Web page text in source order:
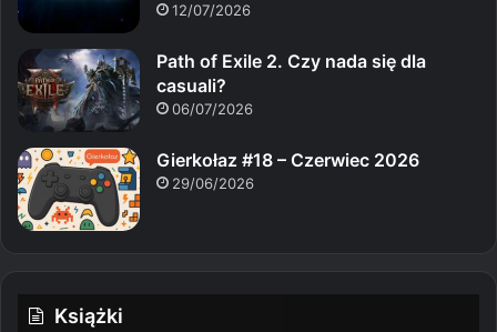
12/07/2026
Path of Exile 2. Czy nada się dla
casuali?
06/07/2026
Gierkołaz #18 – Czerwiec 2026
29/06/2026
Książki